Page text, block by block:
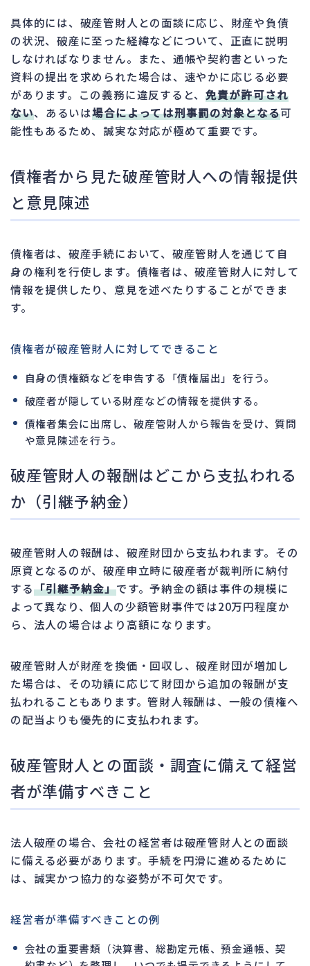
具体的には、破産管財人との面談に応じ、財産や負債
の状況、破産に至った経緯などについて、正直に説明
しなければなりません。また、通帳や契約書といった
資料の提出を求められた場合は、速やかに応じる必要
があります。この義務に違反すると、免責が許可され
ない、あるいは場合によっては刑事罰の対象となる可
能性もあるため、誠実な対応が極めて重要です。
債権者から見た破産管財人への情報提供
と意見陳述
債権者は、破産手続において、破産管財人を通じて自
身の権利を行使します。債権者は、破産管財人に対して
情報を提供したり、意見を述べたりすることができま
す。
債権者が破産管財人に対してできること
自身の債権額などを申告する「債権届出」を行う。
破産者が隠している財産などの情報を提供する。
債権者集会に出席し、破産管財人から報告を受け、質問
や意見陳述を行う。
破産管財人の報酬はどこから支払われる
か（引継予納金）
破産管財人の報酬は、破産財団から支払われます。その
原資となるのが、破産申立時に破産者が裁判所に納付
する「引継予納金」です。予納金の額は事件の規模に
よって異なり、個人の少額管財事件では20万円程度か
ら、法人の場合はより高額になります。
破産管財人が財産を換価・回収し、破産財団が増加し
た場合は、その功績に応じて財団から追加の報酬が支
払われることもあります。管財人報酬は、一般の債権へ
の配当よりも優先的に支払われます。
破産管財人との面談・調査に備えて経営
者が準備すべきこと
法人破産の場合、会社の経営者は破産管財人との面談
に備える必要があります。手続を円滑に進めるために
は、誠実かつ協力的な姿勢が不可欠です。
経営者が準備すべきことの例
会社の重要書類（決算書、総勘定元帳、預金通帳、契